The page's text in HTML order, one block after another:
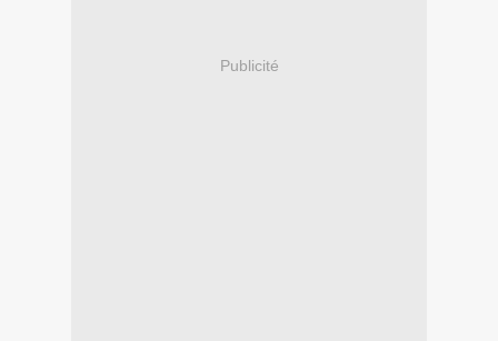
Publicité